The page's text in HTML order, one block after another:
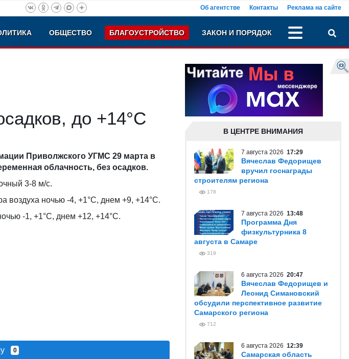
Об агентстве Контакты Реклама на сайте
ОБЩЕСТВО БЛАГОУСТРОЙСТВО ЗАКОН И ПОРЯДОК
до +14°С
Приволжского УГМС 29 марта в
облачность, без осадков.
3-8 м/с.
воздуха ночью -4, +1°С, днем +9, +14°С.
-1, +1°С, днем +12, +14°С.
0
В ЦЕНТРЕ ВНИМАНИЯ
7 августа 2026 17:29
Вячеслав Федорищев
вручил госнаграды
строителям региона
178
7 августа 2026 13:48
Программа Дня
физкультурника 8
августа в Самаре
319
6 августа 2026 20:47
Вячеслав Федорищев и
Леонид Симановский
обсудили перспективное развитие
Самарского региона
712
6 августа 2026 12:39
Самарская область